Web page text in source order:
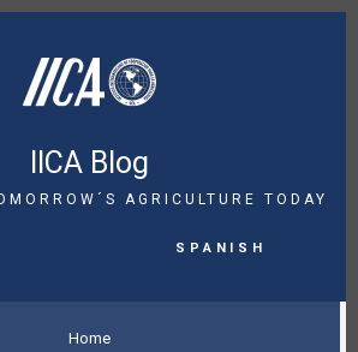
IICA Blog
AGRICULTURE TODAY
Spanish
Home